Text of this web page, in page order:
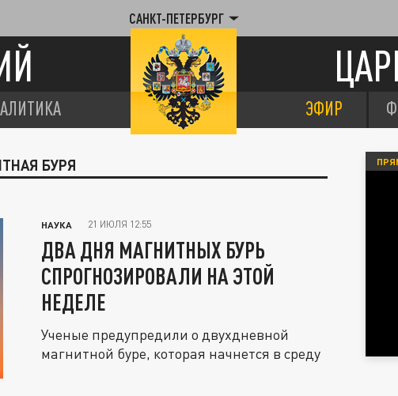
САНКТ-ПЕТЕРБУРГ
ЭФИР
БУРЯ
НАУКА 21 ИЮЛЯ 12:55
ДВА ДНЯ МАГНИТНЫХ БУРЬ
СПРОГНОЗИРОВАЛИ НА ЭТОЙ
НЕДЕЛЕ
Ученые предупредили о двухдневной
магнитной буре, которая начнется в среду